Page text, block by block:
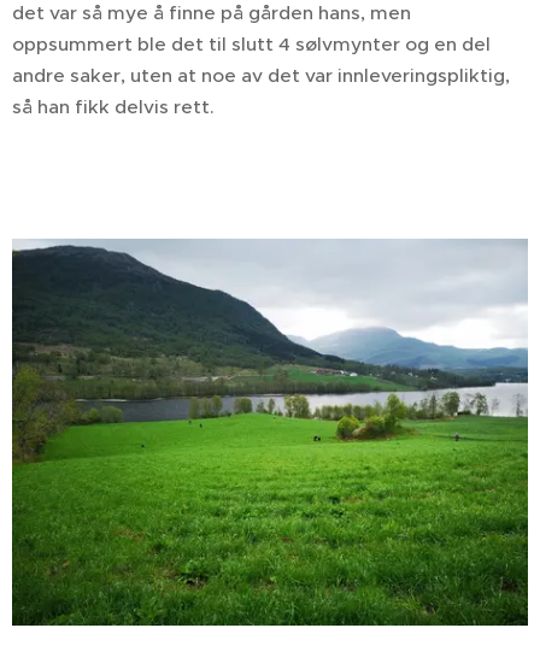
det var så mye å finne på gården hans, men
oppsummert ble det til slutt 4 sølvmynter og en del
andre saker, uten at noe av det var innleveringspliktig,
så han fikk delvis rett.